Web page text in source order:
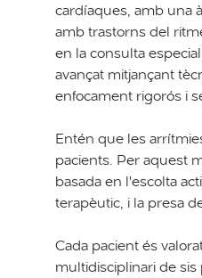
cardíaques, amb una
amb trastorns del
en la consulta
avançat mitjançant
enfocament rigorós i
Entén que les
pacients. Per aquest
basada en l'escolta
terapèutic, i la presa
Cada pacient és
multidisciplinari de